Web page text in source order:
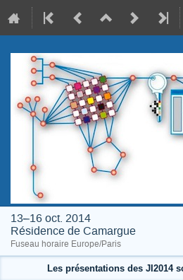
13–16 oct. 2014
Résidence de Camargue
Fuseau horaire Europe/Paris
Les présentations des JI2014